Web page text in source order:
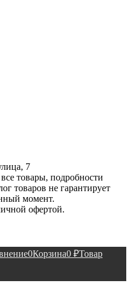
7
товары, подробности
товаров не гарантирует
момент.
офертой.
0Корзина0 ₽Товар